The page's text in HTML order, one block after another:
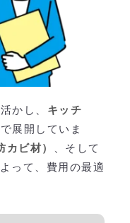
かし、
キッチ
展開していま
カビ材）
、そして
って、費用の最適